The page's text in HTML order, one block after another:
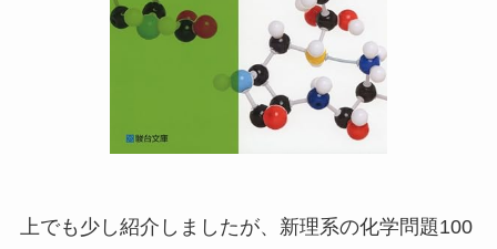
上でも少し紹介しましたが、新理系の化学問題100